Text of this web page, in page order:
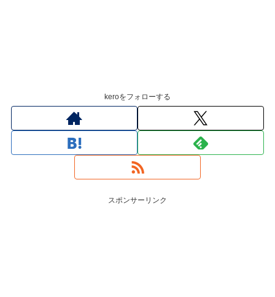
keroをフォローする
スポンサーリンク